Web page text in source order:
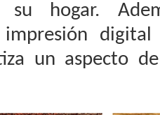
su hogar.
impresión
un aspecto